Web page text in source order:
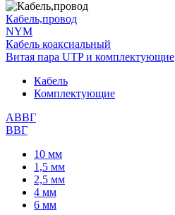
Кабель,провод
NYM
Кабель коаксиальный
Витая пара UTP и комплектующие
Кабель
Комплектующие
АВВГ
ВВГ
10 мм
1,5 мм
2,5 мм
4 мм
6 мм